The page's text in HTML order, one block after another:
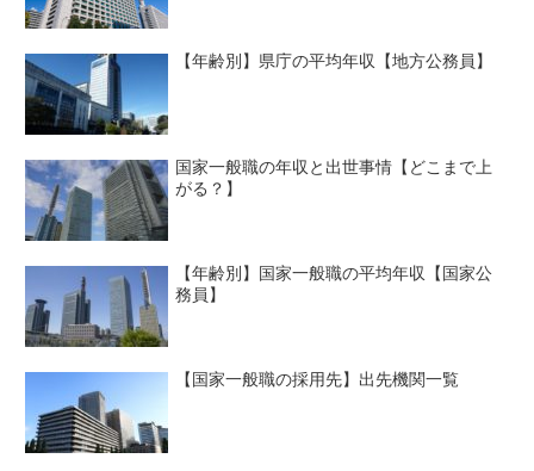
【年齢別】県庁の平均年収【地方公務員】
国家一般職の年収と出世事情【どこまで上
がる？】
【年齢別】国家一般職の平均年収【国家公
務員】
【国家一般職の採用先】出先機関一覧